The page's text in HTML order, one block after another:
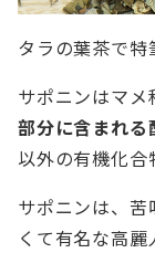
タラの葉茶で特
サポニンはマメ
部分に含まれる
以外の有機化合
サポニンは、苦
くて有名な高麗